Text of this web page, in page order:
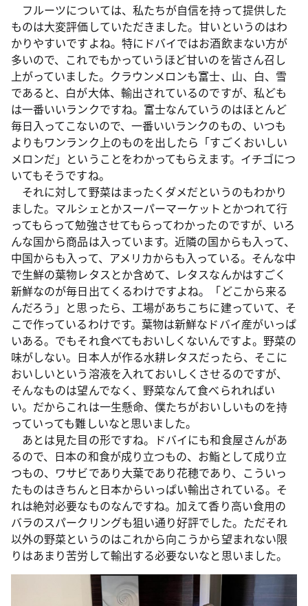
フルーツについては、私たちが自信を持って提供した
ものは大変評価していただきました。甘いというのはわ
かりやすいですよね。特にドバイではお酒飲まない方が
多いので、これでもかっていうほど甘いのを皆さん召し
上がっていました。クラウンメロンも富士、山、白、雪
であると、白が大体、輸出されているのですが、私ども
は一番いいランクですね。富士なんていうのはほとんど
毎日入ってこないので、一番いいランクのもの、いつも
よりもワンランク上のものを出したら「すごくおいしい
メロンだ」ということをわかってもらえます。イチゴにつ
いてもそうですね。
それに対して野菜はまったくダメだというのもわかり
ました。マルシェとかスーパーマーケットとかつれて行
ってもらって勉強させてもらってわかったのですが、いろ
んな国から商品は入っています。近隣の国からも入って、
中国からも入って、アメリカからも入っている。そんな中
で生鮮の葉物レタスとか含めて、レタスなんかはすごく
新鮮なのが毎日出てくるわけですよね。「どこから来る
んだろう」と思ったら、工場があちこちに建っていて、そ
こで作っているわけです。葉物は新鮮なドバイ産がいっぱ
いある。でもそれ食べてもおいしくないんですよ。野菜の
味がしない。日本人が作る水耕レタスだったら、そこに
おいしいという溶液を入れておいしくさせるのですが、
そんなものは望んでなく、野菜なんて食べられればい
い。だからこれは一生懸命、僕たちがおいしいものを持
っていっても難しいなと思いました。
あとは見た目の形ですね。ドバイにも和食屋さんがあ
るので、日本の和食が成り立つもの、お鮨として成り立
つもの、ワサビであり大葉であり花穂であり、こういっ
たものはきちんと日本からいっぱい輸出されている。そ
れは絶対必要なものなんですね。加えて香り高い食用の
バラのスパークリングも狙い通り好評でした。ただそれ
以外の野菜というのはこれから向こうから望まれない限
りはあまり苦労して輸出する必要ないなと思いました。